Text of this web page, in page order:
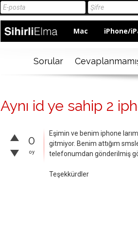
Mac iPhone/
Sorular
Aynı id ye sahip 2
0
oy
Eşimin ve benim iphone
gitmiyor. Benim attığım
telefonumdan gönderilmiş
Teşekkürdler